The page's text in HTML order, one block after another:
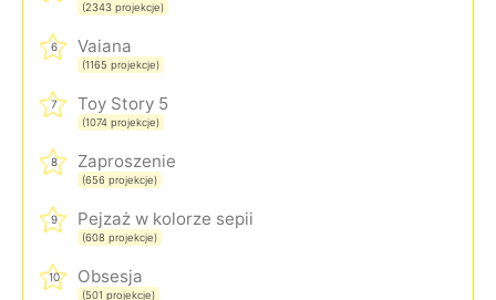
(2343 projekcje)
6 Vaiana
(1165 projekcje)
7 Toy Story 5
(1074 projekcje)
8 Zaproszenie
(656 projekcje)
9 Pejzaż w kolorze sepii
(608 projekcje)
10 Obsesja
(501 projekcje)